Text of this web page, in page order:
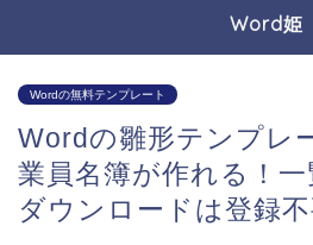
Word姫
Wordの無料テンプレート
Wordの雛形テンプレ
業員名簿が作れる！一
ダウンロードは登録不